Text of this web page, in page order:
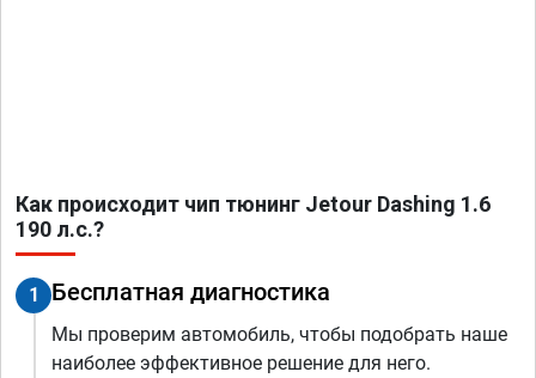
Как происходит чип тюнинг Jetour Dashing 1.6
190 л.с.?
1 Бесплатная диагностика
Мы проверим автомобиль, чтобы подобрать наше
наиболее эффективное решение для него.